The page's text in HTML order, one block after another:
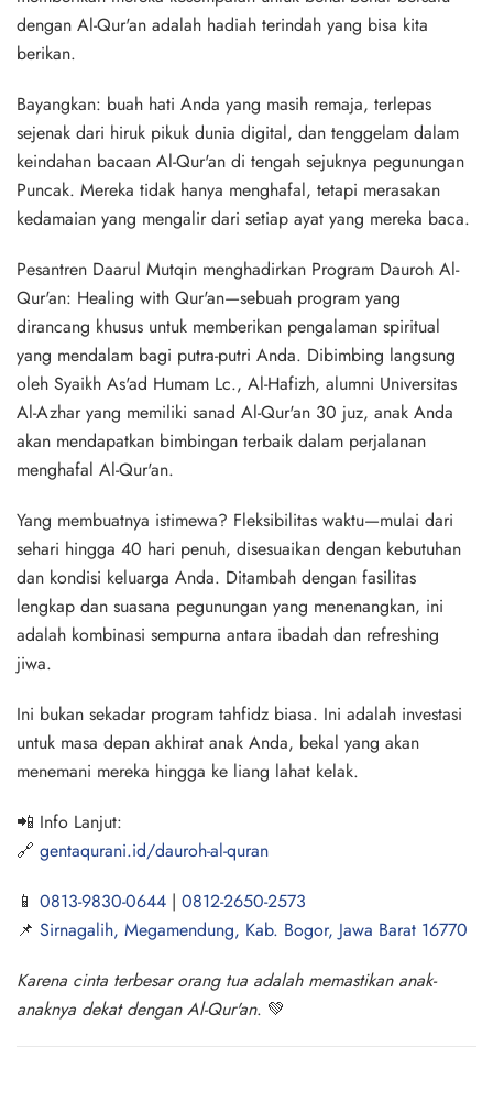
dengan Al-Qur'an adalah hadiah terindah yang bisa kita
berikan.
Bayangkan: buah hati Anda yang masih remaja, terlepas
sejenak dari hiruk pikuk dunia digital, dan tenggelam dalam
keindahan bacaan Al-Qur'an di tengah sejuknya pegunungan
Puncak. Mereka tidak hanya menghafal, tetapi merasakan
kedamaian yang mengalir dari setiap ayat yang mereka baca.
Pesantren Daarul Mutqin menghadirkan Program Dauroh Al-
Qur'an: Healing with Qur'an—sebuah program yang
dirancang khusus untuk memberikan pengalaman spiritual
yang mendalam bagi putra-putri Anda. Dibimbing langsung
oleh Syaikh As'ad Humam Lc., Al-Hafizh, alumni Universitas
Al-Azhar yang memiliki sanad Al-Qur'an 30 juz, anak Anda
akan mendapatkan bimbingan terbaik dalam perjalanan
menghafal Al-Qur'an.
Yang membuatnya istimewa? Fleksibilitas waktu—mulai dari
sehari hingga 40 hari penuh, disesuaikan dengan kebutuhan
dan kondisi keluarga Anda. Ditambah dengan fasilitas
lengkap dan suasana pegunungan yang menenangkan, ini
adalah kombinasi sempurna antara ibadah dan refreshing
jiwa.
Ini bukan sekadar program tahfidz biasa. Ini adalah investasi
untuk masa depan akhirat anak Anda, bekal yang akan
menemani mereka hingga ke liang lahat kelak.
📲 Info Lanjut:
🔗 gentaqurani.id/dauroh-al-quran
📱 0813-9830-0644 | 0812-2650-2573
📌 Sirnagalih, Megamendung, Kab. Bogor, Jawa Barat 16770
Karena cinta terbesar orang tua adalah memastikan anak-
anaknya dekat dengan Al-Qur'an. 💚